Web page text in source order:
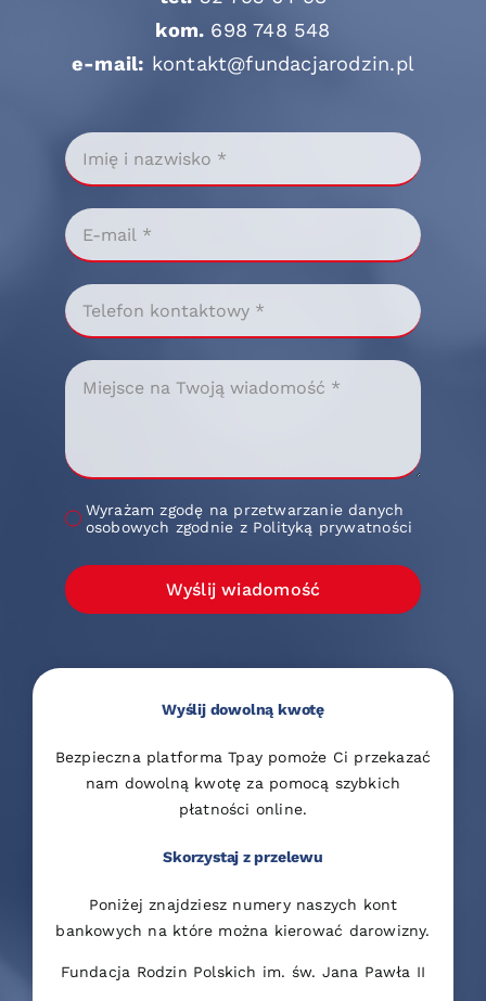
kom. 698 748 548
e-mail: kontakt@fundacjarodzin.pl
Wyrażam zgodę na przetwarzanie danych
osobowych zgodnie z Polityką prywatności
Wyślij wiadomość
Wyślij dowolną kwotę
Bezpieczna platforma Tpay pomoże Ci przekazać
nam dowolną kwotę za pomocą szybkich
płatności online.
Skorzystaj z przelewu
Poniżej znajdziesz numery naszych kont
bankowych na które można kierować darowizny.
Fundacja Rodzin Polskich im. św. Jana Pawła II